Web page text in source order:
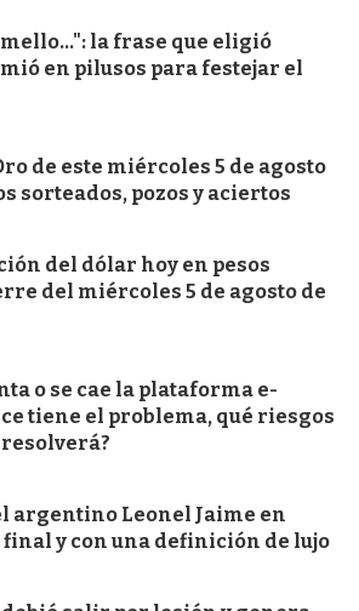
la frase que eligió
en pilusos para festejar el
de este miércoles 5 de agosto
sorteados, pozos y aciertos
del dólar hoy en pesos
del miércoles 5 de agosto de
o se cae la plataforma e-
tiene el problema, qué riesgos
resolverá?
argentino Leonel Jaime en
final y con una definición de lujo